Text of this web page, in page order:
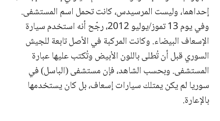
إحداهما، وليست المرسيدس، كانت تحمل اسم المستشفى.
وفي يوم 13 تموز/يوليو 2012، رجّح أنه استخدم سيارة
الإسعاف البيضاء. وكانت المركبة في الأصل تابعة للجيش
السوري قبل أن تُطلى باللون الأبيض وتُكتب عليها عبارة
المستشفى. وبحسب الشاهد، فإن مستشفى (الباسل) في
سوريا لم يكن يمتلك سيارات إسعاف، بل كان يستخدمها
بالإعارة.